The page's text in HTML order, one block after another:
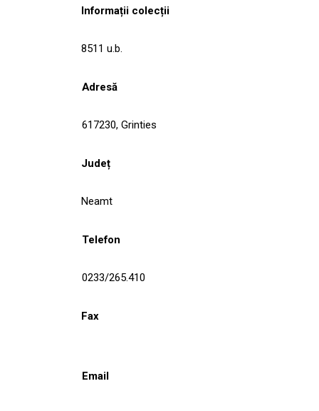
Informații colecții
8511 u.b.
Adresă
617230, Grinties
Județ
Neamt
Telefon
0233/265.410
Fax
Email